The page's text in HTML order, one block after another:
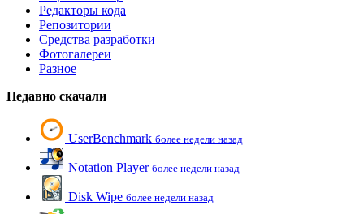
Редакторы кода
Репозитории
Средства разработки
Фотогалереи
Разное
Недавно скачали
UserBenchmark более недели назад
Notation Player более недели назад
Disk Wipe более недели назад